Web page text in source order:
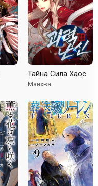
Тайна Сила Хаос
Манхва